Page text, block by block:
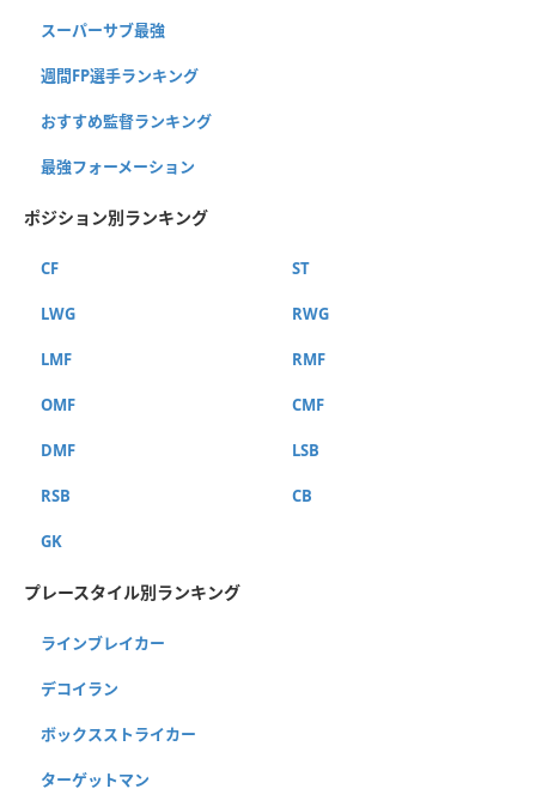
スーパーサブ最強
週間FP選手ランキング
おすすめ監督ランキング
最強フォーメーション
ポジション別ランキング
CF ST
LWG RWG
LMF RMF
OMF CMF
DMF LSB
RSB CB
GK
プレースタイル別ランキング
ラインブレイカー
デコイラン
ボックスストライカー
ターゲットマン